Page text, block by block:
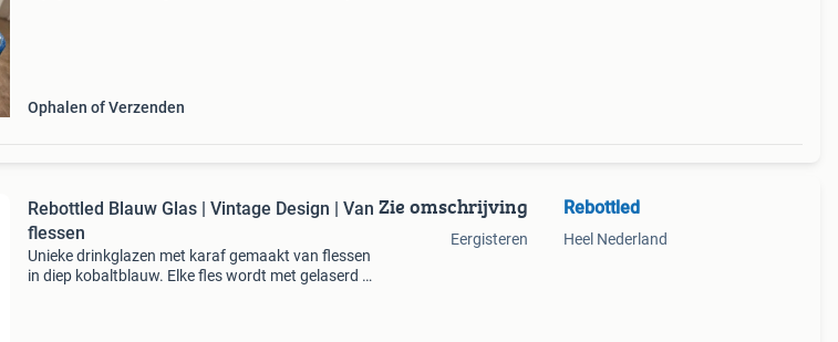
Ophalen of Verzenden
Rebottled Blauw Glas | Vintage Design | Van
flessen
Unieke drinkglazen met karaf gemaakt van flessen
in diep kobaltblauw. Elke fles wordt met gelaserd en
Zie omschrijving
Eergisteren
Rebottled
Heel Nederland